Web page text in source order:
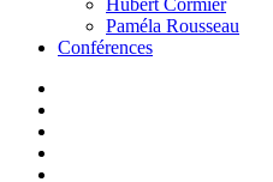
Hubert Cormier
Paméla Rousseau
Conférences